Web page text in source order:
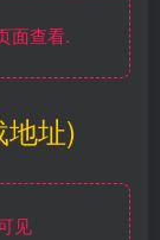
面查看.
址)
见